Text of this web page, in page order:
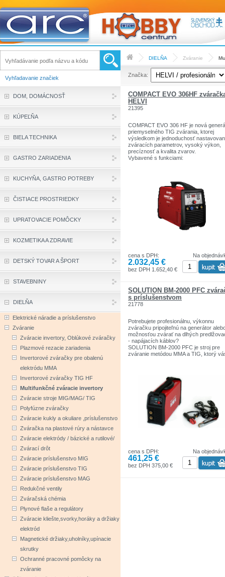
DIELŇA Zváranie
Značka:
COMPACT EVO 306HF
HELVI
21395
COMPACT EVO 306 HF je nová
priemyselného TIG zvárania, ktorej
výsledkom je jednoduchosť
zváracích parametrov, vysoký výkon,
precíznosť a kvalita zvarov.
Vybavené s funkciami:
CLAKového systému
- TIG PULSE: frekfencia pulzácie prúdu
- Hot Start, Arc Force, Anti Stick
- nastavenie nábehu, dobehu prúdu
- nastavenie predfuku, dofuku plynu
- nastavenie prúdu a doba horúceho
Možnosť zvárania metódou TIG a MMA
údržbe, na montážach ale aj v
dielniach. Majú širokú škálu využitia.
Popis predného panelu:
Tlačidlo na diaľkové ovládanie
Ovládanie voltov a napätia
Prepínač metódy TIG a Elektróda
Led kontrolka VRD
Potenciometer na ovládanie funkcií
+ sada káblov MMA 3+3 metre
+ zvárací horák TIG 4 metrový
Na
cena s DPH:
2.032,45 €
bez DPH 1.652,40 €
SOLUTION BM-2000 PFC
s príslušenstvom
21778
Potrebujete profesionálnu, výkonnu
zváračku pripojiteľnú na generátor
možnosťou zvárať na dlhých
- napájacích káblov?
SOLUTION BM-2000 PFC je stroj pre
zváranie metódou MMA a TIG, ktorý
zvárať na plný výkon. Stroj si dokáže
korigovať pokles napätia v sieti či už v
dôsledku predlžovacích káblov alebo
veľkým nárazovým odberom. Stroj je
schopný zvárať aj elektródami pr. 5,0
pri domácich 16A ističoch!!!
zváranie aj na 200m predlžovacom
ARC FORCE - optimalizuje stabilné
oblúka
Na
cena s DPH:
461,25 €
bez DPH 375,00 €
Vyhľadavanie značiek
DOM, DOMÁCNOSŤ
KÚPEĽŇA
BIELA TECHNIKA
GASTRO ZARIADENIA
KUCHYŇA, GASTRO POTREBY
ČISTIACE PROSTRIEDKY
UPRATOVACIE POMÔCKY
KOZMETIKA A ZDRAVIE
DETSKÝ TOVAR A ŠPORT
STAVEBNINY
DIELŇA
Elektrické náradie a príslušenstvo
Zváranie
Zváracie invertory, Oblúkové zváračky
Plazmové rezacie zariadenia
Invertorové zváračky pre obalenú
elektródu MMA
Invertorové zváračky TIG HF
Multifunkčné zváracie invertory
Zváracie stroje MIG/MAG/ TIG
Polyfúzne zváračky
Zváracie kukly a okuliare ,príslušenstvo
Zváračka na plastové rúry a nástavce
Zváracie elektródy / bázické a rutilové/
Zvárací drôt
Zváracie príslušenstvo MIG
Zváracie príslušenstvo TIG
Zváracie príslušenstvo MAG
Redukčné ventily
Zváračská chémia
Plynové flaše a regulátory
Zváracie kliešte,svorky,horáky a držiaky
elektród
Magnetické držiaky,uholníky,upínacie
skrutky
Ochranné pracovné pomôcky na
zváranie